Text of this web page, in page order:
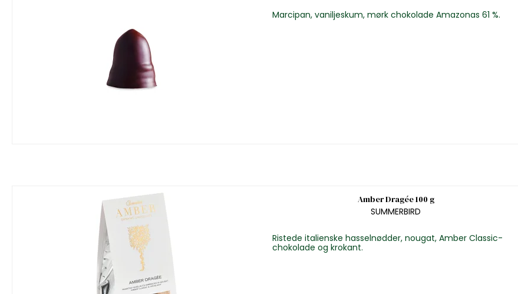
Marcipan, vaniljeskum, mørk chokolade Amazonas 61 %.
Amber Dragée 100 g
SUMMERBIRD
Ristede italienske hasselnødder, nougat, Amber Classic-
chokolade og krokant.